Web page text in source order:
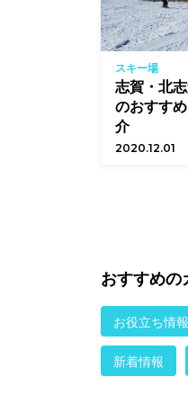
スキー場
志賀・北
のおすす
介
2020.12.01
おすすめの
お役立ち情報
新着情報